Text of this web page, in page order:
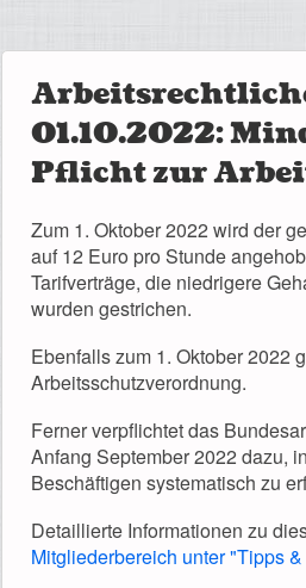
01.10.2022:
Pflicht zur
Zum 1. Oktober 2022 wird der
auf 12 Euro pro Stunde
Tarifverträge, die niedrigere
wurden gestrichen.
Ebenfalls zum 1. Oktober 2022
Arbeitsschutzverordnung.
Ferner verpflichtet das
Anfang September 2022 dazu,
Beschäftigen systematisch zu
Detaillierte Informationen zu
Mitgliederbereich unter "Tipps